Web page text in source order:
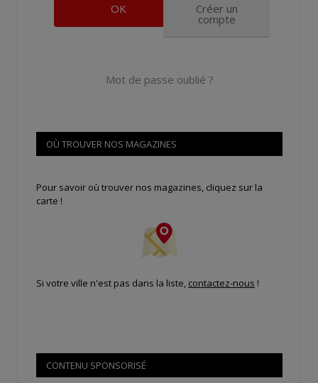
Créer un
compte
Mot de passe oublié ?
OÙ TROUVER NOS MAGAZINES
Pour savoir où trouver nos magazines, cliquez sur la
carte !
Si votre ville n'est pas dans la liste, contactez-nous !
CONTENU SPONSORISÉ